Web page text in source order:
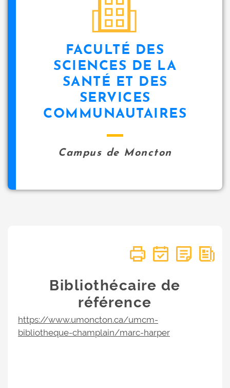
FACULTÉ DES
SCIENCES DE LA
SANTÉ ET DES
SERVICES
COMMUNAUTAIRES
Campus de Moncton
Bibliothécaire de
référence
https://www.umoncton.ca/umcm-
bibliotheque-champlain/marc-harper